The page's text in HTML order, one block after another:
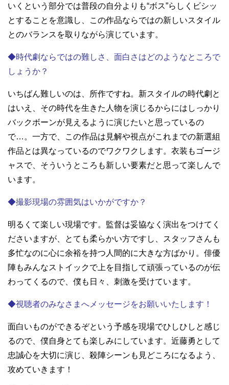
いくという部分では普段の自分よりも“ボス”らしくビシッ
とすることを意識し、この作品ならではの新しいスタイル
とのバランスを取りながら演じています。
◆時代劇ならではの難しさ、面白さはどのようなところで
しょうか？
いちばん難しいのは、所作ですね。新スタイルの時代劇と
はいえ、その時代を生きた人物を演じるからにはしっかり
バックボーンが見えるように演じたいと思っているの
で…。一方で、この作品は見解や視点がこれまでの新選組
作品とは異なっているのでワクワクします。衣装もゴージ
ャスで、そういうところも新しい要素だと思って楽しんで
います。
◆撮影現場の雰囲気はいかがですか？
明るくて楽しい現場です。監督は妥協なく演出をつけてく
ださいますが、とても柔らかい方ですし、スタッフさんも
多忙なのに心に余裕を持つ人間的に大きな方ばかり。俳優
陣もみんなストイックで上を目指して頑張っているのが伝
わってくるので、僕も日々、刺激を受けています。
◆視聴者のみなさまへメッセージをお願いいたします！
面白いものができるぞという予感を現場でひしひしと感じ
るので、僕自身とても楽しみにしています。近藤勇として
忠誠心を大切に演じ、殺陣シーンも見どころになるよう、
攻めていきます！